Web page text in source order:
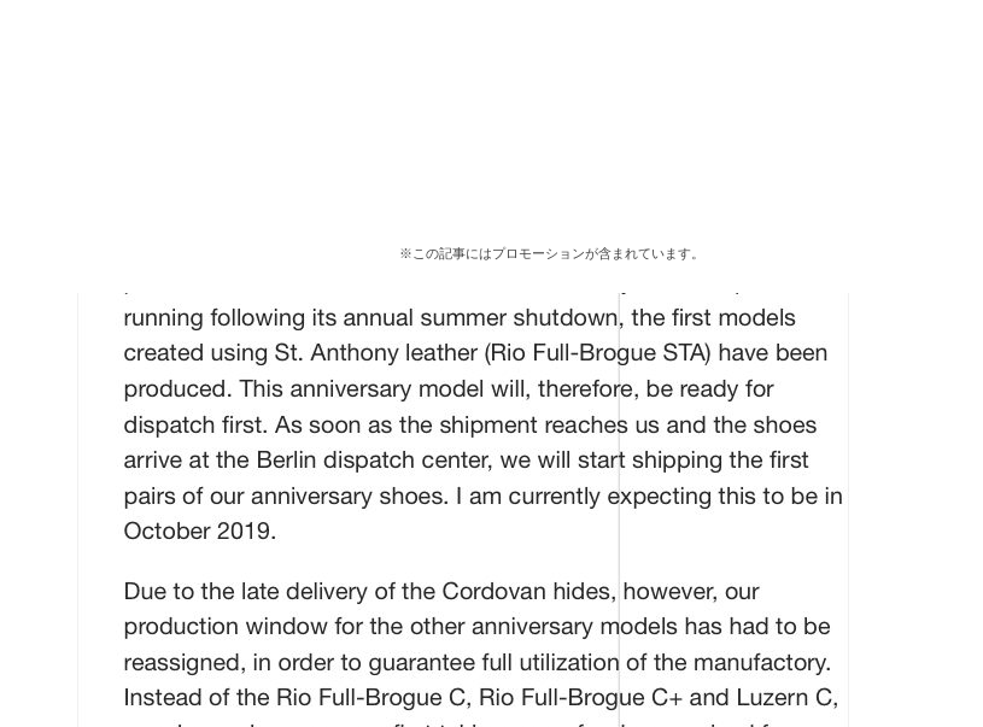
※この記事にはプロモーションが含まれています。